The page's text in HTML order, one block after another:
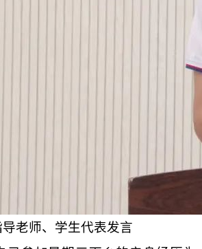
导老师、学生代表发言